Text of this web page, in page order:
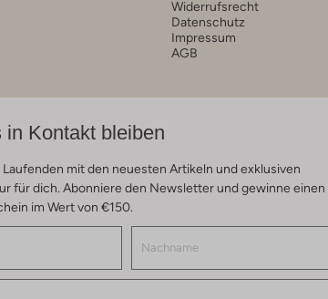
Widerrufsrecht
Datenschutz
Impressum
AGB
in Kontakt bleiben
Laufenden mit den neuesten Artikeln und exklusiven
für dich. Abonniere den Newsletter und gewinne einen
im Wert von €150.